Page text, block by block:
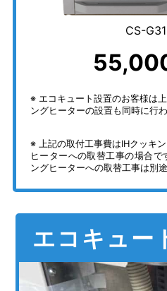
CS-
エコキュート設置のお客様は上記の金額をプラスでIHクッキ
ングヒーターの設置も同時に行
上記の取付工事費はIHクッキングヒーターからIHクッキング
ヒーターへの取替工事の場合
ングヒーターへの取替工事は別
エコキュー